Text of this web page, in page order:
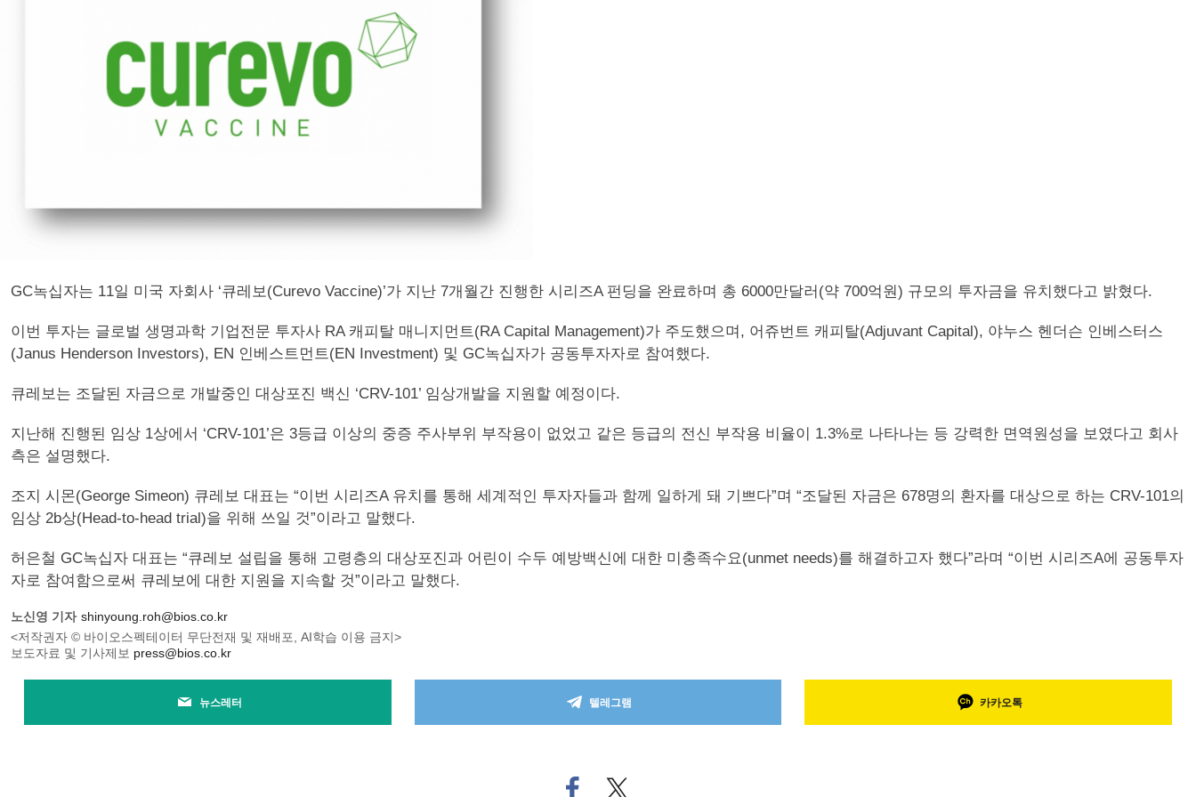
GC녹십자는 11일 미국 자회사 ‘큐레보(Curevo Vaccine)’가 지난 7개월간 진행한 시리즈A 펀딩을 완료하며 총 6000만달러(약 700억원) 규모의 투자금을 유치했다고 밝혔다.
이번 투자는 글로벌 생명과학 기업전문 투자사 RA 캐피탈 매니지먼트(RA Capital Management)가 주도했으며, 어쥬번트 캐피탈(Adjuvant Capital), 야누스 헨더슨 인베스터스
(Janus Henderson Investors), EN 인베스트먼트(EN Investment) 및 GC녹십자가 공동투자자로 참여했다.
큐레보는 조달된 자금으로 개발중인 대상포진 백신 ‘CRV-101’ 임상개발을 지원할 예정이다.
지난해 진행된 임상 1상에서 ‘CRV-101’은 3등급 이상의 중증 주사부위 부작용이 없었고 같은 등급의 전신 부작용 비율이 1.3%로 나타나는 등 강력한 면역원성을 보였다고 회사
측은 설명했다.
조지 시몬(George Simeon) 큐레보 대표는 “이번 시리즈A 유치를 통해 세계적인 투자자들과 함께 일하게 돼 기쁘다”며 “조달된 자금은 678명의 환자를 대상으로 하는 CRV-101의
임상 2b상(Head-to-head trial)을 위해 쓰일 것”이라고 말했다.
허은철 GC녹십자 대표는 “큐레보 설립을 통해 고령층의 대상포진과 어린이 수두 예방백신에 대한 미충족수요(unmet needs)를 해결하고자 했다”라며 “이번 시리즈A에 공동투자
자로 참여함으로써 큐레보에 대한 지원을 지속할 것”이라고 말했다.
노신영 기자 shinyoung.roh@bios.co.kr
<저작권자 © 바이오스펙테이터 무단전재 및 재배포, AI학습 이용 금지>
보도자료 및 기사제보 press@bios.co.kr
뉴스레터 텔레그램 카카오톡
페
트위